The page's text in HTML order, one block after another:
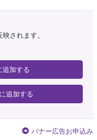
されます。
追加する
追加する
バナー広告お申込み